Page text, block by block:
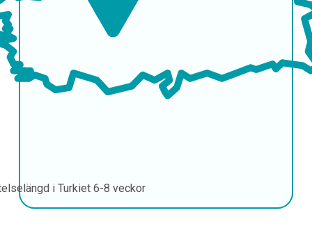
i Turkiet 6-8 veckor